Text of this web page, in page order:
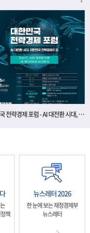
대한민국 전략경제 포럼 - AI 대전환 시대, 대한민국 전략경제의 길
책
뉴스레터 2026
한 눈에 보는 재정경제부
뉴스레터